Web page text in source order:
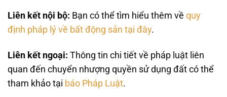
Liên kết nội bộ: Bạn có thể tìm hiểu thêm về quy
định pháp lý về bất động sản tại đây.
Liên kết ngoại: Thông tin chi tiết về pháp luật liên
quan đến chuyển nhượng quyền sử dụng đất có thể
tham khảo tại báo Pháp Luật.